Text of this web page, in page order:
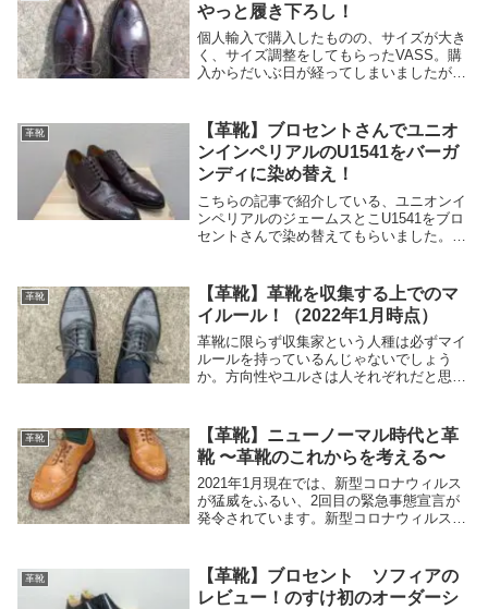
やっと履き下ろし！
個人輸入で購入したものの、サイズが大き
く、サイズ調整をしてもらったVASS。購
入からだいぶ日が経ってしまいましたが、
けの内容です。特に有益な情報もないので
暇な時にで...
革靴
【革靴】ブロセントさんでユニオ
ンインペリアルのU1541をバーガ
ンディに染め替え！
こちらの記事で紹介している、ユニオンイ
ンペリアルのジェームスとこU1541をブロ
セントさんで染め替えてもらいました。ブ
っぱなしですが、回し者ではありません笑
染め替え...
革靴
【革靴】革靴を収集する上でのマ
イルール！（2022年1月時点）
革靴に限らず収集家という人種は必ずマイ
ルールを持っているんじゃないでしょう
か。方向性やユルさは人それぞれだと思い
を知る機会なんてあんまりないと思うん
で、ご興味ある方...
革靴
【革靴】ニューノーマル時代と革
靴 〜革靴のこれからを考える〜
2021年1月現在では、新型コロナウィルス
が猛威をふるい、2回目の緊急事態宣言が
発令されています。新型コロナウィルスの
る我々は歴史の証人であると同時にその転
換点に立...
革靴
【革靴】ブロセント ソフィアの
レビュー！のすけ初のオーダーシ